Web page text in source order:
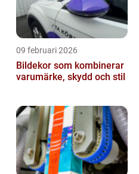
09 februari 2026
Bildekor som kombinerar
varumärke, skydd och stil